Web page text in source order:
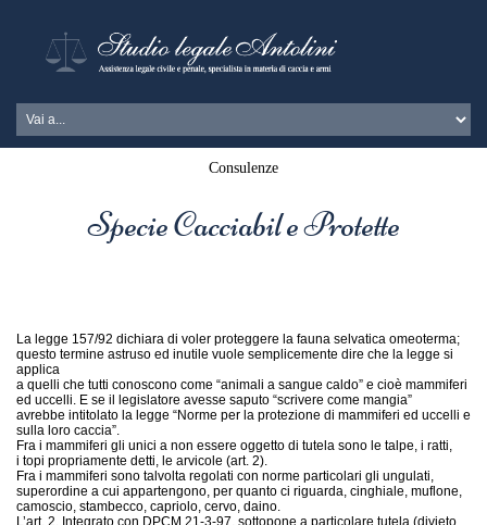
Consulenze
Specie Cacciabil e Protette
La legge 157/92 dichiara di voler proteggere la fauna selvatica omeoterma;
questo termine astruso ed inutile vuole semplicemente dire che la legge si
applica
a quelli che tutti conoscono come “animali a sangue caldo” e cioè mammiferi
ed uccelli. E se il legislatore avesse saputo “scrivere come mangia”
avrebbe intitolato la legge “Norme per la protezione di mammiferi ed uccelli e
sulla loro caccia”.
Fra i mammiferi gli unici a non essere oggetto di tutela sono le talpe, i ratti,
i topi propriamente detti, le arvicole (art. 2).
Fra i mammiferi sono talvolta regolati con norme particolari gli ungulati,
superordine a cui appartengono, per quanto ci riguarda, cinghiale, muflone,
camoscio, stambecco, capriolo, cervo, daino.
L’art. 2. Integrato con DPCM 21-3-97, sottopone a particolare tutela (divieto